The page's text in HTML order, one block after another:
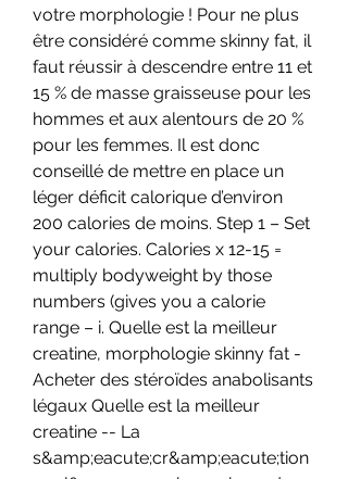
votre morphologie ! Pour ne plus
être considéré comme skinny fat, il
faut réussir à descendre entre 11 et
15 % de masse graisseuse pour les
hommes et aux alentours de 20 %
pour les femmes. Il est donc
conseillé de mettre en place un
léger déficit calorique d’environ
200 calories de moins. Step 1 – Set
your calories. Calories x 12-15 =
multiply bodyweight by those
numbers (gives you a calorie
range – i. Quelle est la meilleur
creatine, morphologie skinny fat -
Acheter des stéroïdes anabolisants
légaux Quelle est la meilleur
creatine -- La
s&amp;eacute;cr&amp;eacute;tion